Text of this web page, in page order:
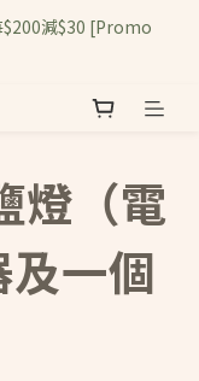
$200減$30 [Promo
燈（電
一個